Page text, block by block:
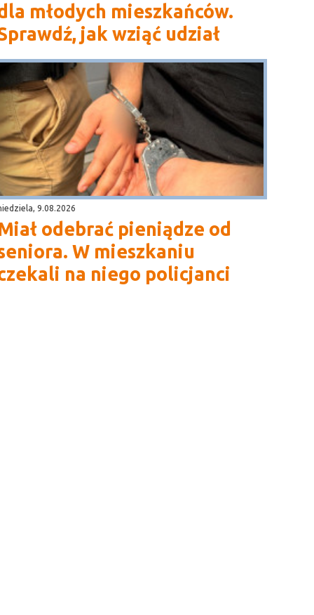
młodych mieszkańców.
jak wziąć udział
9.08.2026
odebrać pieniądze od
W mieszkaniu
na niego policjanci